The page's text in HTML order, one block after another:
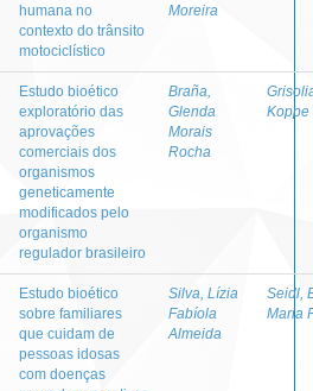
humana no
contexto do trânsito
motociclístico
Moreira
Estudo bioético
exploratório das
aprovações
comerciais dos
organismos
geneticamente
modificados pelo
organismo
regulador brasileiro
Braña,
Glenda
Morais
Rocha
Koppe
Estudo bioético
sobre familiares
que cuidam de
pessoas idosas
com doenças
Silva, Lízia
Fabíola
Almeida
Seidl,
Maria